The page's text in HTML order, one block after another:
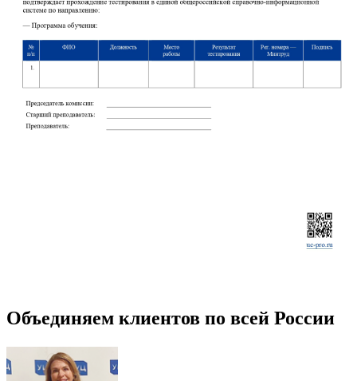
Объединяем клиентов по всей России